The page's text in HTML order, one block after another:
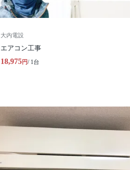
大内電設
エアコン工事
18,975円/ 1台